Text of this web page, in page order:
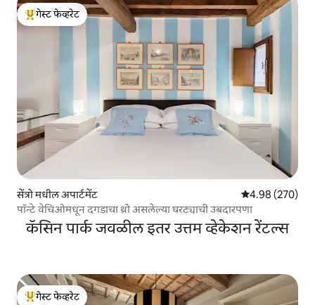
टॉप गेस्ट फेव्हरेट
गेस्ट फेव्हरेट
सेंत्रो मधील अपार्टमेंट 5 पैकी 4.98
4.98 (270)
पॉन्टे वेचिओमधून दगडाचा थ्रो असलेल्या घरट्याची उबदारपणा
कॅसिन पार्क जवळील इतर उत्तम व्हेकेशन रेंटल्स
गेस्ट फेव्हरेट